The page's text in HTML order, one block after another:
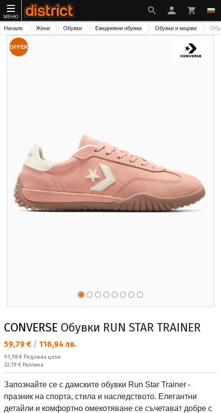
МЕНЮ
Начало Жени Обувки Ежедневни обувки Обувки и кецове
OFFER
CONVERSE Обувки RUN STAR TRAINER
Текуща цена:
59,79 € / 116,94 лв.
Редовна цена:
91,98 € Редовна цена
Спестявате:
32,19 € Разлика
Запознайте се с дамските обувки Run Star Trainer -
празник на спорта, стила и наследството. Елегантни
детайли и комфортно омекотяване се съчетават добре с